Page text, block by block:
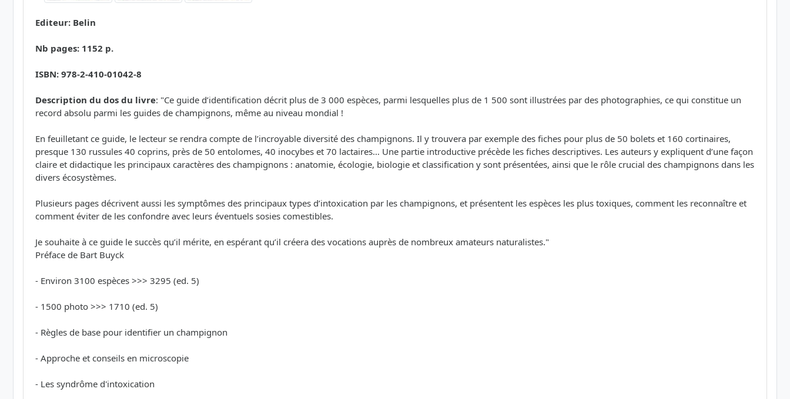
Editeur: Belin
Nb pages: 1152 p.
ISBN: 978-2-410-01042-8
Description du dos du livre: "Ce guide d’identification décrit plus de 3 000 espèces, parmi lesquelles plus de 1 500 sont illustrées par des photographies, ce qui constitue un
record absolu parmi les guides de champignons, même au niveau mondial !
En feuilletant ce guide, le lecteur se rendra compte de l’incroyable diversité des champignons. Il y trouvera par exemple des fiches pour plus de 50 bolets et 160 cortinaires,
presque 130 russules 40 coprins, près de 50 entolomes, 40 inocybes et 70 lactaires… Une partie introductive précède les fiches descriptives. Les auteurs y expliquent d’une façon
claire et didactique les principaux caractères des champignons : anatomie, écologie, biologie et classification y sont présentées, ainsi que le rôle crucial des champignons dans les
divers écosystèmes.
Plusieurs pages décrivent aussi les symptômes des principaux types d’intoxication par les champignons, et présentent les espèces les plus toxiques, comment les reconnaître et
comment éviter de les confondre avec leurs éventuels sosies comestibles.
Je souhaite à ce guide le succès qu’il mérite, en espérant qu’il créera des vocations auprès de nombreux amateurs naturalistes."
Préface de Bart Buyck
- Environ 3100 espèces >>> 3295 (ed. 5)
- 1500 photo >>> 1710 (ed. 5)
- Règles de base pour identifier un champignon
- Approche et conseils en microscopie
- Les syndrôme d'intoxication